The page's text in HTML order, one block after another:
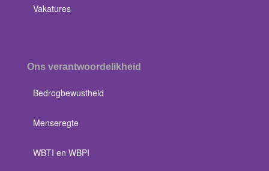
Vakatures
Ons verantwoordelikheid
Bedrogbewustheid
Menseregte
WBTI en WBPI